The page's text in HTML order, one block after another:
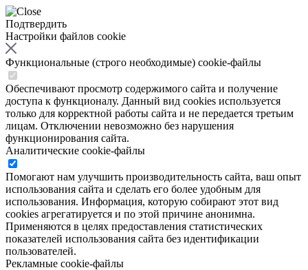
Подтвердить
Настройки файлов cookie
Функциональные (строго необходимые) cookie-файлы
Обеспечивают просмотр содержимого сайта и получение
доступа к функционалу. Данный вид cookies используется
только для корректной работы сайта и не передается третьим
лицам. Отключении невозможно без нарушения
функционирования сайта.
Аналитические cookie-файлы
Помогают нам улучшить производительность сайта, ваш опыт
использования сайта и сделать его более удобным для
использования. Информация, которую собирают этот вид
cookies агрегатируется и по этой причине анонимна.
Применяются в целях предоставления статистических
показателей использования сайта без идентификации
пользователей.
Рекламные cookie-файлы